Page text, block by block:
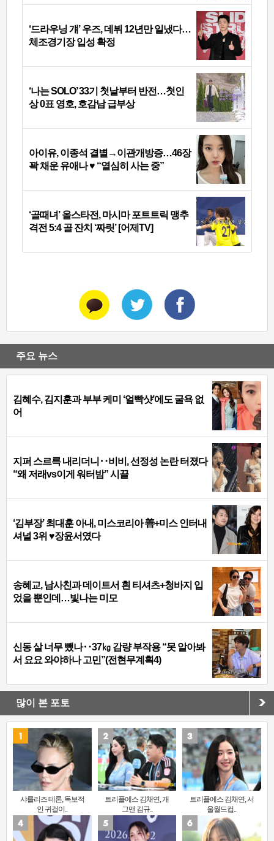
‘드라우닝 걔’ 우즈, 데뷔 12년만 일냈다…
체조경기장 입성 확정
‘나는 SOLO’ 33기 첫날부터 반전…첫인
상 0표 영호, 호감남 급부상
아이유, 이종석 결별→이관개방증…46장
꽉 채운 유애나 ♥ “열심히 사는 중”
‘골때녀’ 올스타전, 마시마 포트트릭 맹추
격전 5:4 골 잔치 ‘짜릿’ [어제TV]
주요 뉴스
김혜수, 김지훈과 부부 케미 ‘얼빡샷’에도 굴욕 없
어
지퍼 스르륵 내리더니‥비비, 선정성 논란 터졌다
“왜 저래vs이게 워터밤” 시끌
‘김부장’ 최대훈 아내, 미스코리아 善+미스 인터내
셔널 3위 ♥장윤서였다
송혜교, 남사친과 데이트서 흰 티셔츠+청바지 입
었을 뿐인데…빛나는 미모
신동 살 너무 뺐나‥37㎏ 감량 부작용 “못 알아봐
서 요요 와야하나 고민”(전현무계획4)
많이 본 포토
샤를리즈 테론, 독보적
인 귀걸이..
트리플에스 김채연, 개
그맨 김규..
트리플에스 김채연, 서
울월드컵..